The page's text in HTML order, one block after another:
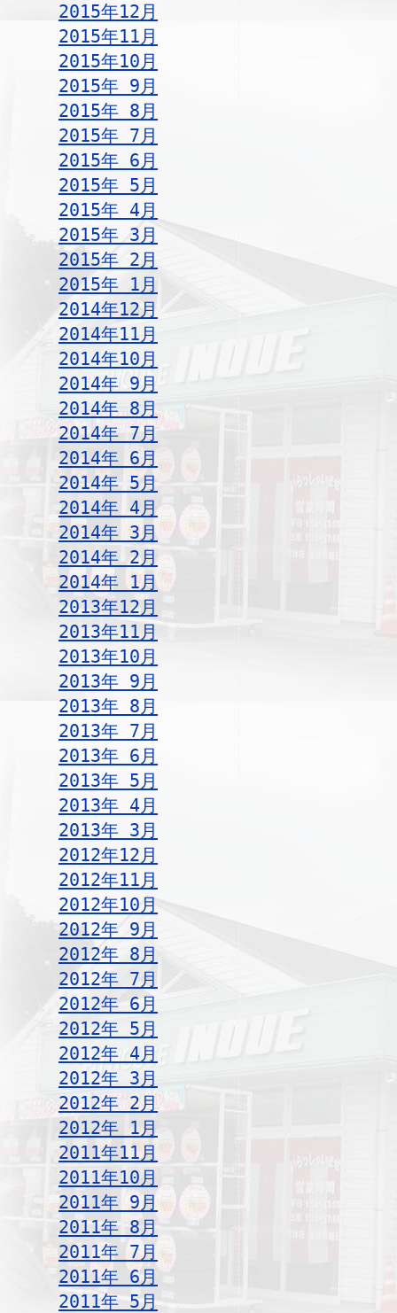
2015年12月
2015年11月
2015年10月
2015年 9月
2015年 8月
2015年 7月
2015年 6月
2015年 5月
2015年 4月
2015年 3月
2015年 2月
2015年 1月
2014年12月
2014年11月
2014年10月
2014年 9月
2014年 8月
2014年 7月
2014年 6月
2014年 5月
2014年 4月
2014年 3月
2014年 2月
2014年 1月
2013年12月
2013年11月
2013年10月
2013年 9月
2013年 8月
2013年 7月
2013年 6月
2013年 5月
2013年 4月
2013年 3月
2012年12月
2012年11月
2012年10月
2012年 9月
2012年 8月
2012年 7月
2012年 6月
2012年 5月
2012年 4月
2012年 3月
2012年 2月
2012年 1月
2011年11月
2011年10月
2011年 9月
2011年 8月
2011年 7月
2011年 6月
2011年 5月